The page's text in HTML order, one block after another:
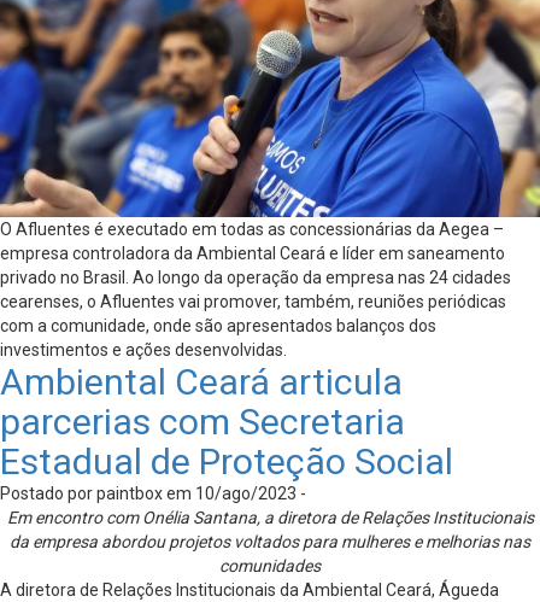
O Afluentes é executado em todas as concessionárias da Aegea –
empresa controladora da Ambiental Ceará e líder em saneamento
privado no Brasil. Ao longo da operação da empresa nas 24 cidades
cearenses, o Afluentes vai promover, também, reuniões periódicas
com a comunidade, onde são apresentados balanços dos
investimentos e ações desenvolvidas.
Ambiental Ceará articula
parcerias com Secretaria
Estadual de Proteção Social
Postado por paintbox em 10/ago/2023 -
Em encontro com Onélia Santana, a diretora de Relações Institucionais
da empresa abordou projetos voltados para mulheres e melhorias nas
comunidades
A diretora de Relações Institucionais da Ambiental Ceará, Águeda